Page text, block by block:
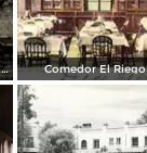
Salón Puebla, del Hotel Garci Crespo Comedor El Riego